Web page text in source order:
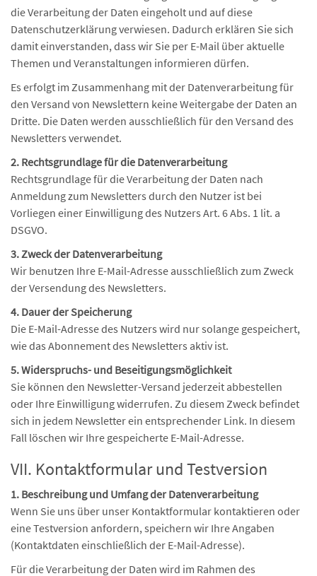
die Verarbeitung der Daten eingeholt und auf diese
Datenschutzerklärung verwiesen. Dadurch erklären Sie sich
damit einverstanden, dass wir Sie per E-Mail über aktuelle
Themen und Veranstaltungen informieren dürfen.
Es erfolgt im Zusammenhang mit der Datenverarbeitung für
den Versand von Newslettern keine Weitergabe der Daten an
Dritte. Die Daten werden ausschließlich für den Versand des
Newsletters verwendet.
2. Rechtsgrundlage für die Datenverarbeitung
Rechtsgrundlage für die Verarbeitung der Daten nach
Anmeldung zum Newsletters durch den Nutzer ist bei
Vorliegen einer Einwilligung des Nutzers Art. 6 Abs. 1 lit. a
DSGVO.
3. Zweck der Datenverarbeitung
Wir benutzen Ihre E-Mail-Adresse ausschließlich zum Zweck
der Versendung des Newsletters.
4. Dauer der Speicherung
Die E-Mail-Adresse des Nutzers wird nur solange gespeichert,
wie das Abonnement des Newsletters aktiv ist.
5. Widerspruchs- und Beseitigungsmöglichkeit
Sie können den Newsletter-Versand jederzeit abbestellen
oder Ihre Einwilligung widerrufen. Zu diesem Zweck befindet
sich in jedem Newsletter ein entsprechender Link. In diesem
Fall löschen wir Ihre gespeicherte E-Mail-Adresse.
VII. Kontaktformular und Testversion
1. Beschreibung und Umfang der Datenverarbeitung
Wenn Sie uns über unser Kontaktformular kontaktieren oder
eine Testversion anfordern, speichern wir Ihre Angaben
(Kontaktdaten einschließlich der E-Mail-Adresse).
Für die Verarbeitung der Daten wird im Rahmen des